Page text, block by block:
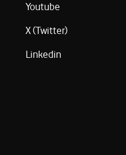
Youtube
X (Twitter)
Linkedin